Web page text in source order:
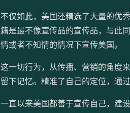
不仅如此，美国还精选了大量的优
籍是最不像宣传品的宣传品，与此
情或者不知情的情况下宣传美国。
这一切行为，从传播、营销的角度
留下记忆。精准了自己的定位，通
一直以来美国都善于宣传自己，建